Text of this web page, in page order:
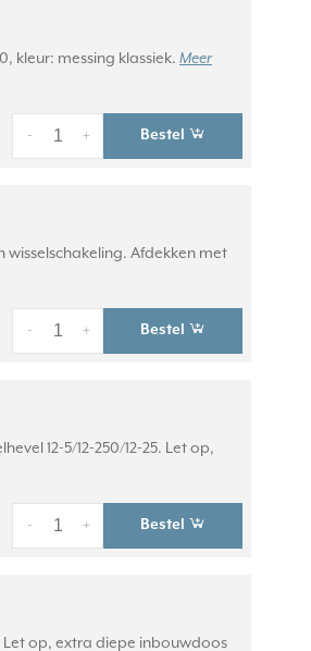
kleur: messing klassiek. Meer
+
- Bestel
wisselschakeling. Afdekken met
+
- Bestel
12-5/12-250/12-25. Let op,
+
- Bestel
Let op, extra diepe inbouwdoos